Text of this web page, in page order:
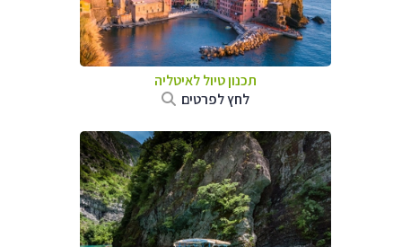
תכנון טיול לאיטליה
לחץ לפרטים